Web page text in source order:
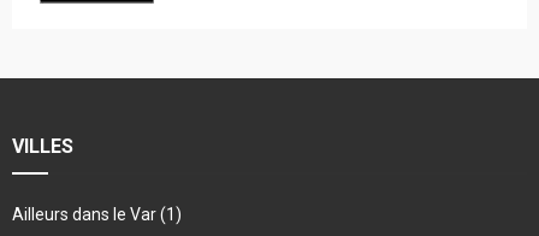
VILLES
Ailleurs dans le Var(1)